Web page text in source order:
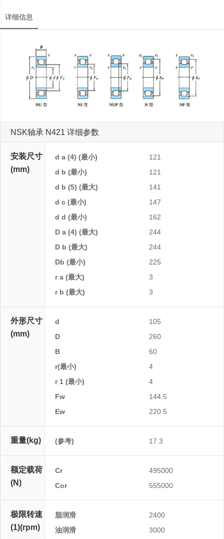
详细信息
NSK轴承 N421 详细参数
安装尺寸
(mm)
d a (4) (最小)
121
d b (最小)
121
d b (5) (最大)
141
d c (最小)
147
d d (最小)
162
D a (4) (最大)
244
D b (最大)
244
Db (最小)
225
r a (最大)
3
r b (最大)
3
外形尺寸
(mm)
d
105
D
260
B
60
r(最小)
4
r 1 (最小)
4
Fw
144.5
Ew
220.5
重量(kg) (参考) 17.3
额定载荷
(N)
Cr
495000
Cor
555000
极限转速
(1)(rpm)
脂润滑
2400
油润滑
3000